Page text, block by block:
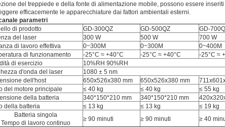
del treppiede e della fonte di alimentazione mobile, possono essere
efficacemente le apparecchiature dai fattori ambientali esterni.
parametri
di prodotto
GD-300QZ GD-500QZ GD-
del laser
300 W 500 W 700 W
di lavoro effettiva
0~300M 0~300M 0~400M
di funzionamento
-25°C ≈ +40°C -25°C ≈ +40°C -25°C ≈
di esercizio
10%RH 90%RH
d'onda del laser
1080 ± 5 nm
dell'host
650x526x380 mm 650x526x380 mm
del motore principale
≤ 40 kg ≤ 40 kg ≤ 55 kg
della batteria
340*150*210 mm 340*150*210 mm
della batteria
≤ 13 kg ≤ 13 kg ≤ 19 kg
Batteria singola
Tempo di lavoro continuo
≥ 90 minuti ≥ 90 minuti ≥ 40